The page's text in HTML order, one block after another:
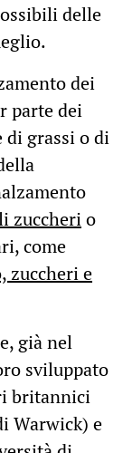
delle
dei
parte dei
di grassi o di
zuccherio
come
zuccheri e
già nel
sviluppato
britannici
Warwick) e